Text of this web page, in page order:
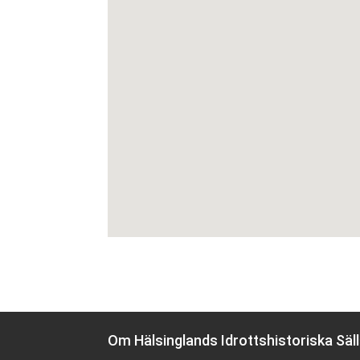
Om Hälsinglands Idrottshistoriska